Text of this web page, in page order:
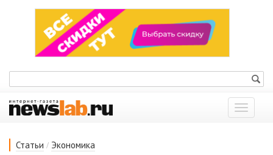
Показать
меню
Статьи / Экономика